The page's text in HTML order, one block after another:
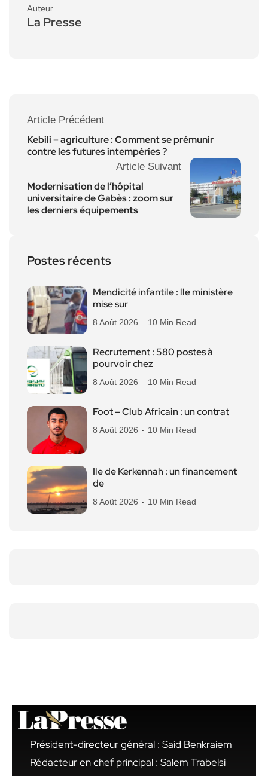
Auteur
La Presse
Article Précédent
Kebili – agriculture : Comment se prémunir
contre les futures intempéries ?
Article Suivant
Modernisation de l’hôpital
universitaire de Gabès : zoom sur
les derniers équipements
Postes récents
Mendicité infantile : lle ministère
mise sur
8 Août 2026 10 Min Read
Recrutement : 580 postes à
pourvoir chez
8 Août 2026 10 Min Read
Foot – Club Africain : un contrat
8 Août 2026 10 Min Read
Ile de Kerkennah : un financement
de
8 Août 2026 10 Min Read
Président-directeur général : Said Benkraiem
Rédacteur en chef principal : Salem Trabelsi